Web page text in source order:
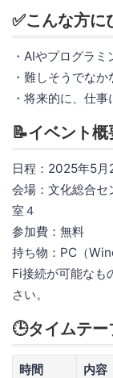
✅こんな方に
・AIやプログラ
・難しそうでな
・将来的に、仕
📝イベント概
日程：2025年5
会場：文化総合
室４
参加費：無料
持ち物：PC（
Fi接続が可能なも
さい。
🕒タイムテー
時間
内容